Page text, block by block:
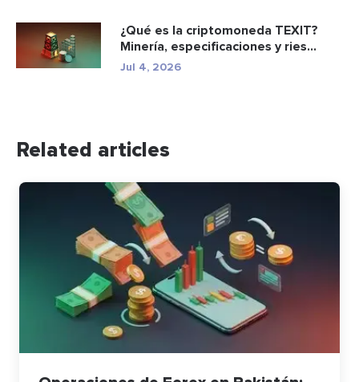
¿Qué es la criptomoneda TEXIT?
Minería, especificaciones y ries...
Jul 4, 2026
Related articles